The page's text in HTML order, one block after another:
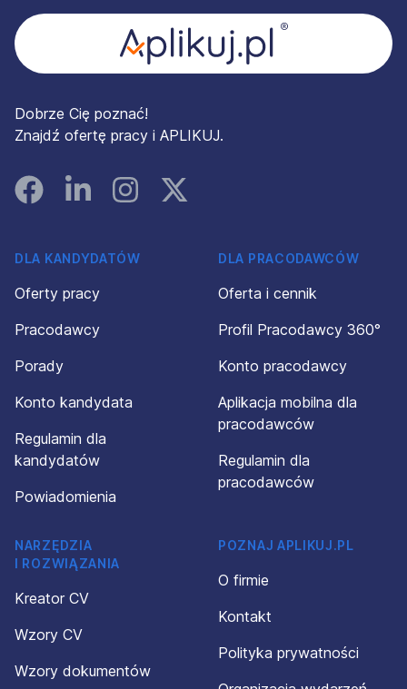
Dobrze Cię poznać!
Znajdź ofertę pracy i APLIKUJ.
FacebookLinked InInstagramInstagram
DLA KANDYDATÓW
Oferty pracy
Pracodawcy
Porady
Konto kandydata
Regulamin dla
kandydatów
Powiadomienia
DLA PRACODAWCÓW
Oferta i cennik
Profil Pracodawcy 360°
Konto pracodawcy
Aplikacja mobilna dla
pracodawców
Regulamin dla
pracodawców
NARZĘDZIA
I ROZWIĄZANIA
Kreator CV
Wzory CV
Wzory dokumentów
POZNAJ APLIKUJ.PL
O firmie
Kontakt
Polityka prywatności